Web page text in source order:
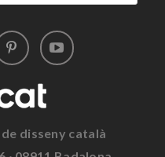
disseny català